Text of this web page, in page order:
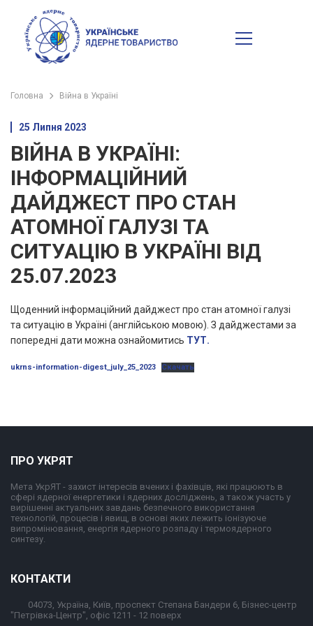
Головна Війна в Україні
25 Липня 2023
ВІЙНА В УКРАЇНІ:
ІНФОРМАЦІЙНИЙ
ДАЙДЖЕСТ ПРО СТАН
АТОМНОЇ ГАЛУЗІ ТА
СИТУАЦІЮ В УКРАЇНІ ВІД
25.07.2023
Щоденний інформаційний дайджест про стан атомної галузі
та ситуацію в Україні (англійською мовою). З дайджестами за
попередні дати можна ознайомитись ТУТ.
ukrns-information-digest_july_25_2023 Скачать
ПРО УКРЯТ
Мета УкрЯТ - захист інтересів вчених і фахівців, які працюють в
сфері ядерної енергетики і ядерних досліджень, а також участь у
вирішенні актуальних завдань безпечного використання
технологій, процесів і явищ, в основі яких лежить іонізуюче
випромінювання, енергія ядерного розпаду і термоядерного
синтезу.
КОНТАКТИ
04073, Україна, Київ, проспект Степана Бандери 6, Бізнес-центр
"Петрівка-Центр", офіс 1211 - 12 поверх